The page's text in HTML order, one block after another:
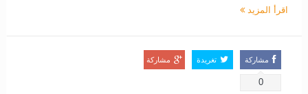
اقرأ المزيد
مشاركة
0
تغريدة مشاركة